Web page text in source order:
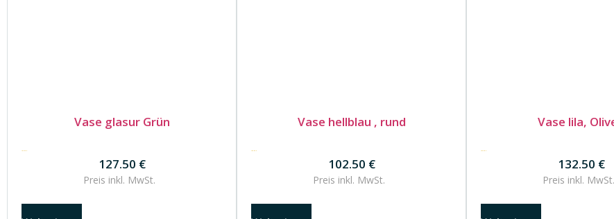
Vase glasur Grün
127.50 €
127.50 €
Preis inkl. MwSt.
Vase hellblau , rund
102.50 €
102.50 €
Preis inkl. MwSt.
Vase lila,
132.50 €
132.50 €
Preis inkl. MwSt.